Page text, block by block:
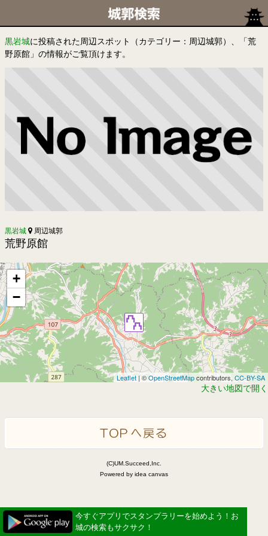
黒岩城に投稿された周辺スポット（カテゴリー：周辺城郭）、「荒
野原館」の情報がご覧頂けます。
黒岩城 周辺城郭
荒野原館
+
−
Leaflet | ©OpenStreetMapcontributors, CC-BY-SA
大きい地図で開く
(C)UM.Succeed,Inc.
Powered by idea canvas
今すぐアプリでスタンプラリーを始めよう！お
城の検索もサクサク！